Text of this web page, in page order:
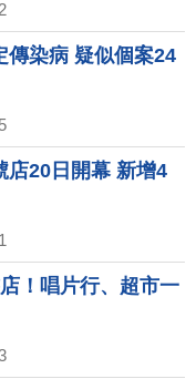
傳染病 疑似個案24
店20日開幕 新增4
！唱片行、超市一